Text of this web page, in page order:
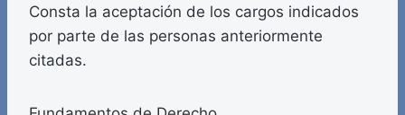
Consta la aceptación de los cargos indicados
por parte de las personas anteriormente
citadas.